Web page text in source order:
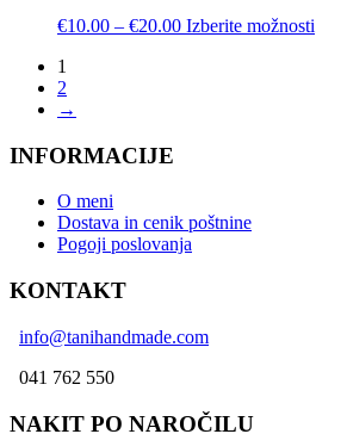
lahko
€10.00 – €20.00Cenovni
Izberite možnosti
1
2
→
INFORMACIJE
O meni
Dostava in cenik poštnine
Pogoji poslovanja
KONTAKT
info@tanihandmade.com
041 762 550
NAKIT PO NAROČILU